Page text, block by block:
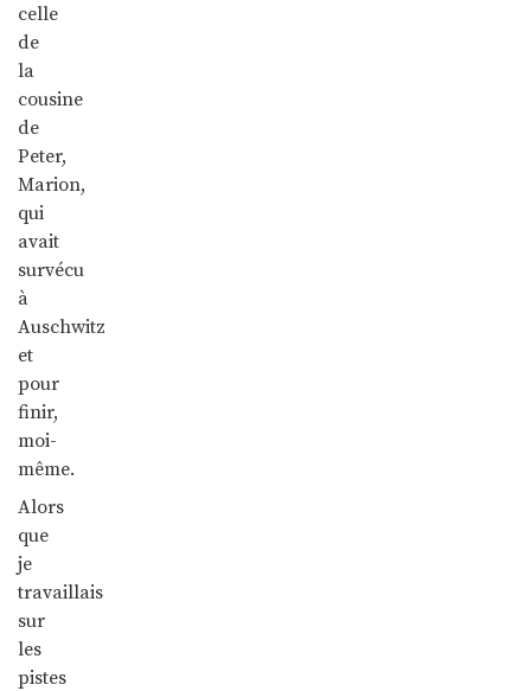
celle
de
la
cousine
de
Peter,
Marion,
qui
avait
survécu
à
Auschwitz
et
pour
finir,
moi-
même.
Alors
que
je
travaillais
sur
les
pistes